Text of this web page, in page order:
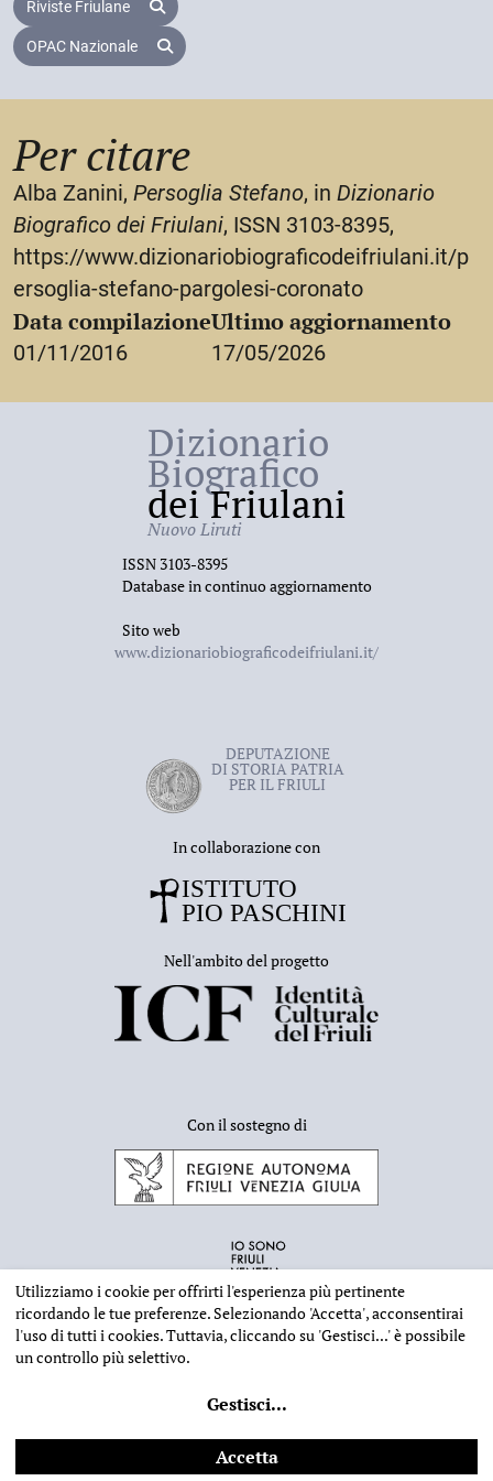
stornelli, canzoni. Esemplari di suoi lavori si trovano
nella Biblioteca comunale di Trento.
Gorizia dal Medioevo al Novecento
Edizioni della Laguna, 1998, 153-161, 181-183
Gorizia, BSI, 2006, 44, 90.
Riviste Friulane
OPAC Nazionale
Per citare
Alba Zanini, Persoglia Stefano, in Dizionario
Biografico dei Friulani, ISSN 3103-8395,
https://www.dizionariobiograficodeifriulani.it/p
ersoglia-stefano-pargolesi-coronato
Data compilazione
01/11/2016
Ultimo aggiornamento
17/05/2026
Dizionario
Biografico
dei Friulani
Nuovo Liruti
ISSN 3103-8395
Database in continuo aggiornamento
Sito web
www.dizionariobiograficodeifriulani.it/
DEPUTAZIONE
DI STORIA PATRIA
PER IL FRIULI
In collaborazione con
Nell'ambito del progetto
Con il sostegno di
2026 - Deputazione di Storia Patria per il Friuli - CF 80023560305
Web designIlaria Comello- Powered bySICAPWeb
Utilizziamo i cookie per offrirti l'esperienza più pertinente
ricordando le tue preferenze. Selezionando 'Accetta', acconsentirai
l'uso di tutti i cookies. Tuttavia, cliccando su 'Gestisci...'è possibile
un controllo più selettivo.
Gestisci...
Accetta